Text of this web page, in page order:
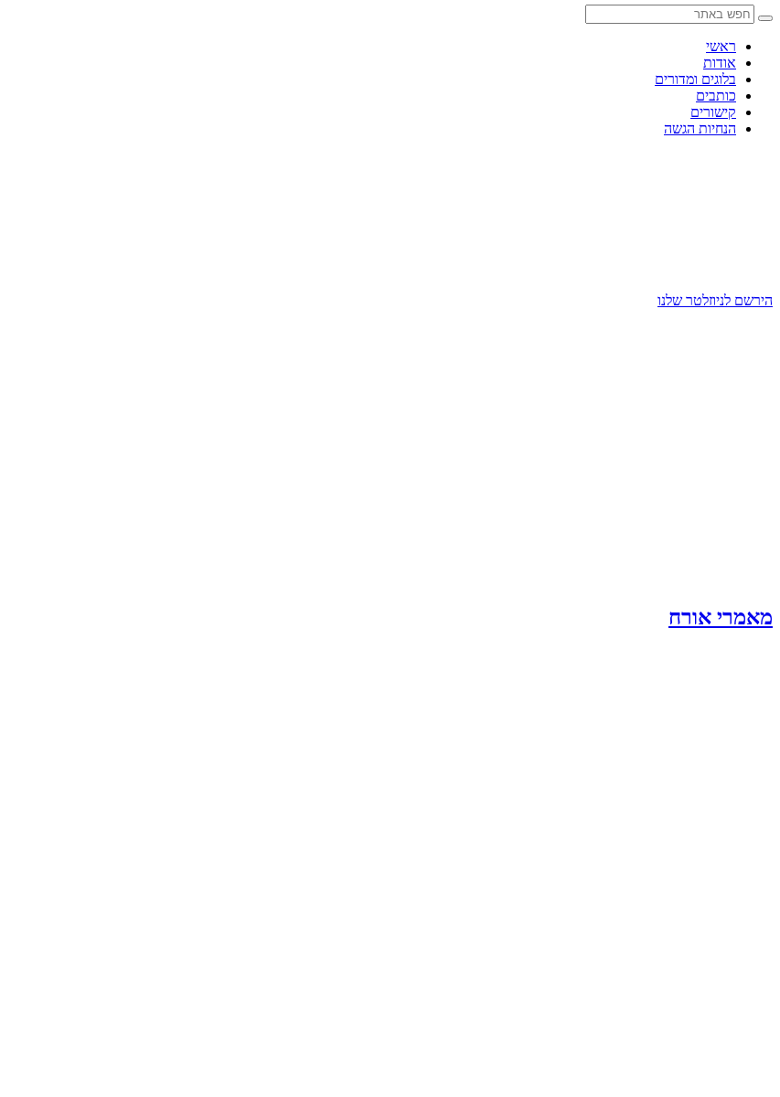
Skip
contentראשי
אודות
בלוגים ומדורים
כותבים
קישורים
הנחיות הגשה
הירשם לניוזלטר שלנו
מאמרי אורח